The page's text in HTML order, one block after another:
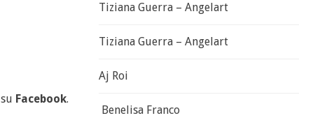
su Facebook.
Tiziana Guerra – Angelart
Tiziana Guerra – Angelart
Aj Roi
Benelisa Franco